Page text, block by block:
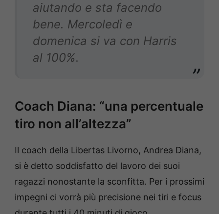
aiutando e sta facendo
bene. Mercoledì e
domenica si va con Harris
al 100%.
Coach Diana: “una percentuale
tiro non all’altezza”
Il coach della Libertas Livorno, Andrea Diana,
si è detto soddisfatto del lavoro dei suoi
ragazzi nonostante la sconfitta. Per i prossimi
impegni ci vorrà più precisione nei tiri e focus